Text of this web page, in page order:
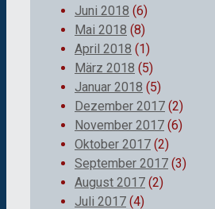
Juni 2018 (6)
Mai 2018 (8)
April 2018 (1)
März 2018 (5)
Januar 2018 (5)
Dezember 2017 (2)
November 2017 (6)
Oktober 2017 (2)
September 2017 (3)
August 2017 (2)
Juli 2017 (4)